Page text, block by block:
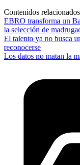
Contenidos relacionados
EBRO transforma un
la selección de
El talento ya no busca
reconocerse
Los datos no matan la